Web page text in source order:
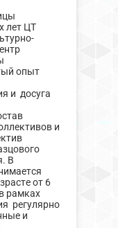
лет ЦТ
опыт
и досуга
и
В
от 6
рамках
регулярно
и